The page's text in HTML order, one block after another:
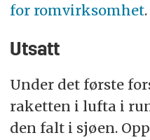
for romvirksomhet.
Utsatt
Under det første
raketten i lufta i
den falt i sjøen.